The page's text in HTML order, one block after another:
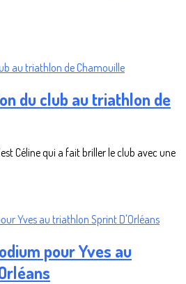
du club au triathlon de
Céline qui a fait briller le club avec une
pour Yves au